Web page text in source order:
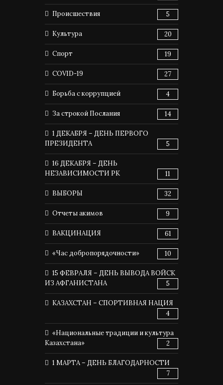
Происшествия 5
Культура 20
Спорт 19
COVID-19 27
Борьба с коррупцией 4
За строкой Послания 14
1 ДЕКАБРЯ – ДЕНЬ ПЕРВОГО
ПРЕЗИДЕНТА
5
16 ДЕКАБРЯ – ДЕНЬ
НЕЗАВИСИМОСТИ РК
11
ВЫБОРЫ 32
Отчеты акимов 9
ВАКЦИНАЦИЯ 61
«Час добропорядочности» 10
15 ФЕВРАЛЯ – ДЕНЬ ВЫВОДА ВОЙСК
ИЗ АФГАНИСТАНА
5
КАЗАХСТАН – СПОРТИВНАЯ НАЦИЯ
4
«Национальные традиции и культура
Казахстана»
2
1 МАРТА – ДЕНЬ БЛАГОДАРНОСТИ
7